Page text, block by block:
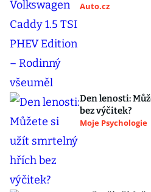
Auto.cz
Den lenosti:
bez výčitek?
Moje Psychologie